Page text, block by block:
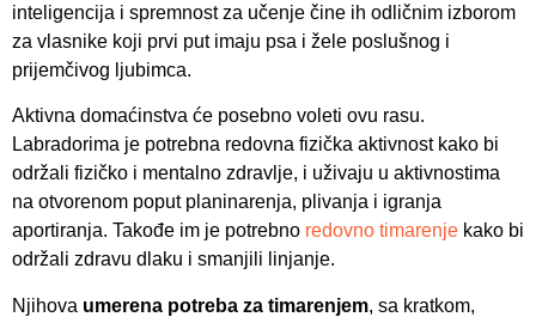
inteligencija i spremnost za učenje čine ih odličnim izborom
za vlasnike koji prvi put imaju psa i žele poslušnog i
prijemčivog ljubimca.
Aktivna domaćinstva će posebno voleti ovu rasu.
Labradorima je potrebna redovna fizička aktivnost kako bi
održali fizičko i mentalno zdravlje, i uživaju u aktivnostima
na otvorenom poput planinarenja, plivanja i igranja
aportiranja. Takođe im je potrebno redovno timarenje kako bi
održali zdravu dlaku i smanjili linjanje.
Njihova umerena potreba za timarenjem, sa kratkom,